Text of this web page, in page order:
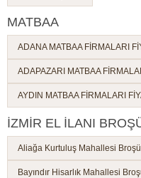
MATBAA
ADANA MATBAA FİRMALARI
ADAPAZARI MATBAA
AYDIN MATBAA FİRMALARI
İZMİR EL İLANI
Aliağa Kurtuluş Mahallesi Broşür
Bayındır Hisarlık Mahallesi